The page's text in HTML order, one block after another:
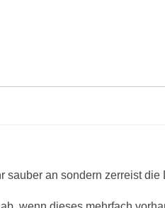
sauber an sondern zerreist die